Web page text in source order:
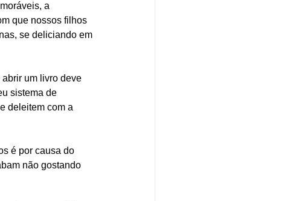
a
que nossos filhos
se deliciando em
um livro deve
sistema de
deleitem com a
é por causa do
não gostando